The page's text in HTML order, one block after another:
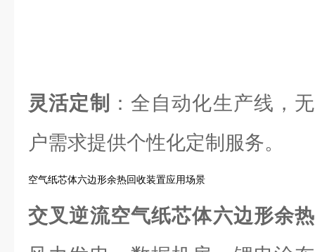
灵活定制
：全自动化生产线，
户需求提供个性化定制服务。
空气纸芯体六边形余热回收装置应用场景
交叉逆流空气纸芯体六边形余